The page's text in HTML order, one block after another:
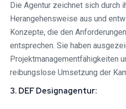
Die Agentur zeichnet sich durch
Herangehensweise aus und
Konzepte, die den
entsprechen. Sie haben
Projektmanagementfähigkeiten
reibungslose Umsetzung der
3. DEF Designagentur: